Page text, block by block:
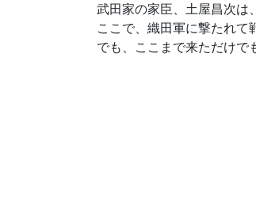
武田家の家臣、土屋昌次は、
ここで、織田軍に撃たれて
でも、ここまで来ただけで